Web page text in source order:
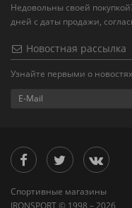
Недовольны своей
дней с даты продажи,
Новостная рассылка
Узнайте первыми о
Спортивные магазины
IRONSPORT © 1998 – 2026